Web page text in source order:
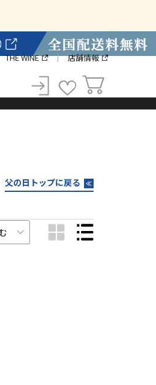
THE WINE 店舗情報
父の日トップに戻る